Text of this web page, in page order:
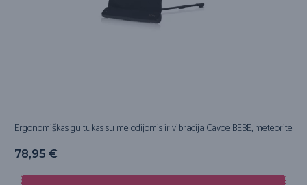
Ergonomiškas gultukas su melodijomis ir vibracija Cavoe BEBE, meteorite
78,95 €